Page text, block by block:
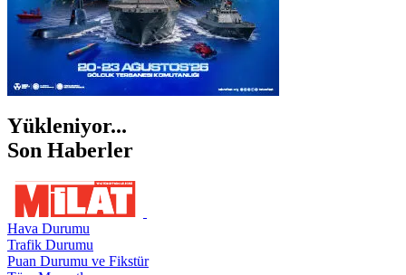
Yükleniyor...
Son Haberler
Hava Durumu
Trafik Durumu
Puan Durumu ve Fikstür